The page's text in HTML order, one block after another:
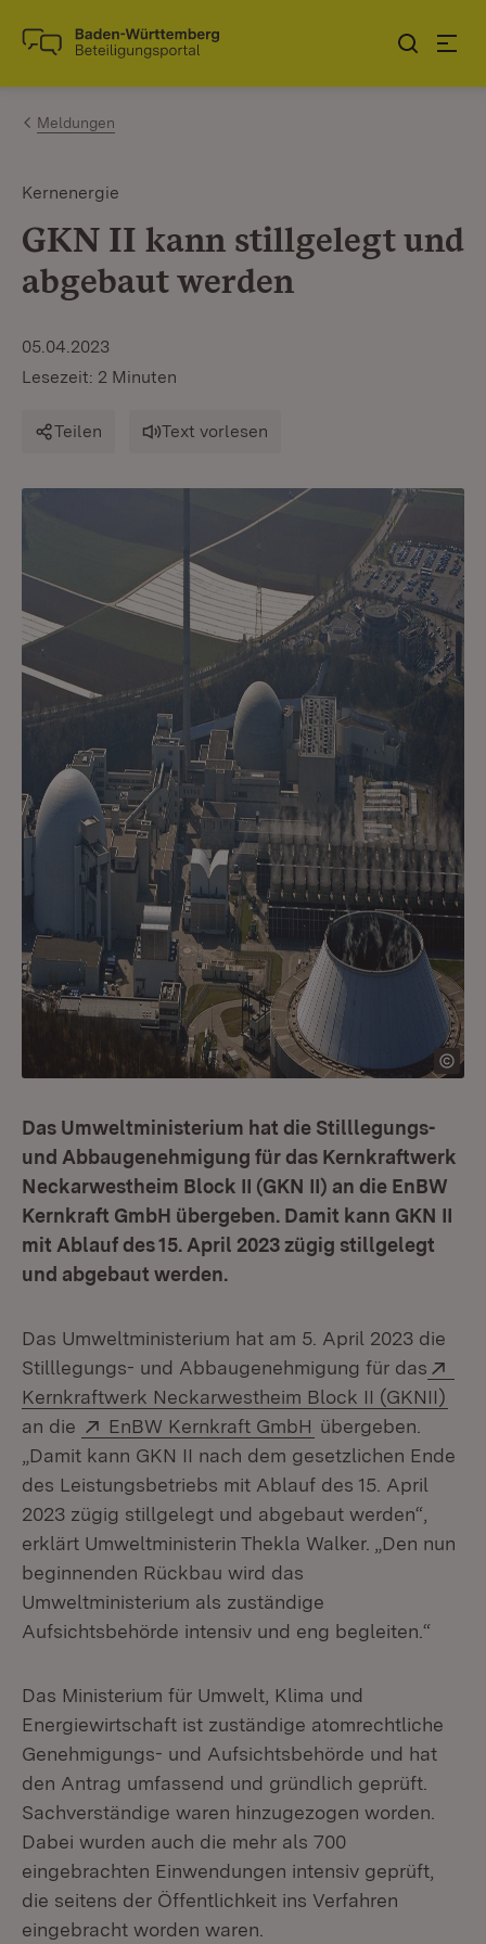
Zum Inhalt springen
Link zur Startseite
Meldungen
Kernenergie
GKN II kann stillgelegt und
abgebaut werden
05.04.2023
Lesezeit: 2 Minuten
Teilen Text vorlesen
Das Umweltministerium hat die Stilllegungs-
und Abbaugenehmigung für das Kernkraftwerk
Neckarwestheim Block II (GKN II) an die EnBW
Kernkraft GmbH übergeben. Damit kann GKN II
mit Ablauf des 15. April 2023 zügig stillgelegt
und abgebaut werden.
Das Umweltministerium hat am 5. April 2023 die
Stilllegungs- und Abbaugenehmigung für das
Kernkraftwerk Neckarwestheim Block II (GKNII)
an die
Extern:
EnBW Kernkraft GmbH (Öffnet in neuem
übergeben.
„Damit kann GKN II nach dem gesetzlichen Ende
des Leistungsbetriebs mit Ablauf des 15. April
2023 zügig stillgelegt und abgebaut werden“,
erklärt Umweltministerin Thekla Walker. „Den nun
beginnenden Rückbau wird das
Umweltministerium als zuständige
Aufsichtsbehörde intensiv und eng begleiten.“
Das Ministerium für Umwelt, Klima und
Energiewirtschaft ist zuständige atomrechtliche
Genehmigungs- und Aufsichtsbehörde und hat
den Antrag umfassend und gründlich geprüft.
Sachverständige waren hinzugezogen worden.
Dabei wurden auch die mehr als 700
eingebrachten Einwendungen intensiv geprüft,
die seitens der Öffentlichkeit ins Verfahren
eingebracht worden waren.